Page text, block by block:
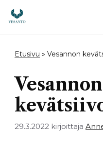
sisältöön
Etusivu » Vesannon
Vesannon
29.3.2022 kirjoittaja